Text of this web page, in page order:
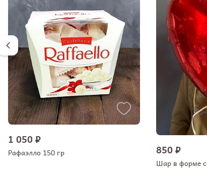
1 050 ₽
Рафаэлло 150 гр 850 ₽
Шар в форме